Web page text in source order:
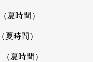
（夏時間）
（夏時間）
（夏時間）